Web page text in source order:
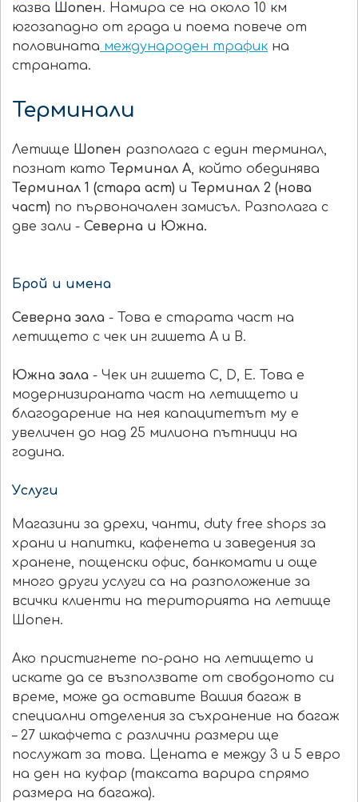
казва Шопен. Намира се на около 10 км
югозападно от града и поема повече от
половината международен трафик на
страната.
Терминали
Летище Шопен разполага с един терминал,
познат като Терминал А, който обединява
Терминал 1 (стара аст) и Терминал 2 (нова
част) по първоначален замисъл. Разполага с
две зали - Северна и Южна.
Брой и имена
Северна зала - Това е старата част на
летището с чек ин гишета А и В.
Южна зала - Чек ин гишета С, D, Е. Това е
модернизираната част на летището и
благодарение на нея капацитетът му е
увеличен до над 25 милиона пътници на
година.
Услуги
Магазини за дрехи, чанти, duty free shops за
храни и напитки, кафенета и заведения за
хранене, пощенски офис, банкомати и още
много други услуги са на разположение за
всички клиенти на територията на летище
Шопен.
Ако пристигнете по-рано на летището и
искате да се възползвате от свобдоното си
време, може да оставите Вашия багаж в
специални отделения за съхранение на багаж
– 27 шкафчета с различни размери ще
послужат за това. Цената е между 3 и 5 евро
на ден на куфар (таксата варира спрямо
размера на багажа).